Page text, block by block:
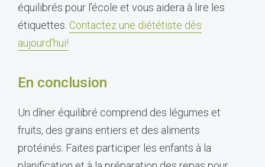
équilibrés pour l’école et vous aidera à lire les
étiquettes. Contactez une diététiste dès
aujourd’hui!
En conclusion
Un dîner équilibré comprend des légumes et
fruits, des grains entiers et des aliments
protéinés. Faites participer les enfants à la